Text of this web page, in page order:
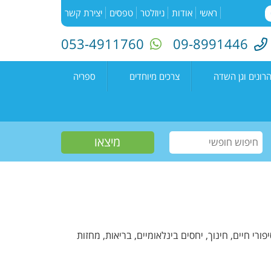
ראשי אודות ניוזלטר טפסים יצירת קשר
09-8991446
053-4911760
וגן השדה
קדימה צורן
צרכים מיוחדים
עמיתים
שווים צעירים
חוגים למיוחדים
ספריה
קטלוג הספריה
הזמנת ספרים
יוצרים מקומיים
חיים, חינוך, יחסים בינלאומיים, בריאות, מחזות